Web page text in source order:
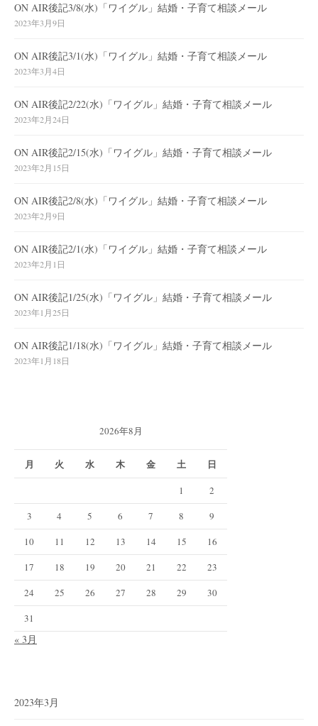
ON AIR後記3/8(水)「ワイグル」結婚・子育て相談メール
2023年3月9日
ON AIR後記3/1(水)「ワイグル」結婚・子育て相談メール
2023年3月4日
ON AIR後記2/22(水)「ワイグル」結婚・子育て相談メール
2023年2月24日
ON AIR後記2/15(水)「ワイグル」結婚・子育て相談メール
2023年2月15日
ON AIR後記2/8(水)「ワイグル」結婚・子育て相談メール
2023年2月9日
ON AIR後記2/1(水)「ワイグル」結婚・子育て相談メール
2023年2月1日
ON AIR後記1/25(水)「ワイグル」結婚・子育て相談メール
2023年1月25日
ON AIR後記1/18(水)「ワイグル」結婚・子育て相談メール
2023年1月18日
2026年8月
月 火 水 木 金 土 日
1
2
3
4 5 6 7 8
9
10
11 12 13 14 15
16
17
18 19 20 21 22
23
24
25 26 27 28 29
30
31
« 3月
2023年3月